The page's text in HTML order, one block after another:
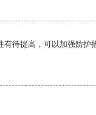
有待提高，可以加强防护